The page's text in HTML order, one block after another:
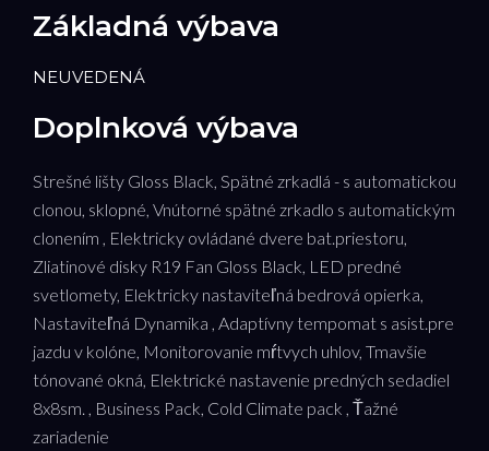
Základná výbava
NEUVEDENÁ
Doplnková výbava
Strešné lišty Gloss Black, Spätné zrkadlá - s automatickou
clonou, sklopné, Vnútorné spätné zrkadlo s automatickým
clonením , Elektricky ovládané dvere bat.priestoru,
Zliatinové disky R19 Fan Gloss Black, LED predné
svetlomety, Elektricky nastaviteľná bedrová opierka,
Nastaviteľná Dynamika , Adaptívny tempomat s asist.pre
jazdu v kolóne, Monitorovanie mŕtvych uhlov, Tmavšie
tónované okná, Elektrické nastavenie predných sedadiel
8x8sm. , Business Pack, Cold Climate pack , Ťažné
zariadenie